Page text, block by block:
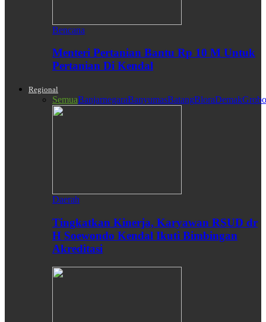
Bencana
Menteri Pertanian Bantu Rp 10 M Untuk
Pertanian Di Kendal
Regional
SemuaBanjarnegaraBanyumasBatangBloraDemak
Daerah
Tingkatkan Kinerja, Karyawan RSUD dr
H Soewondo Kendal Ikuti Bimbingan
Akreditasi